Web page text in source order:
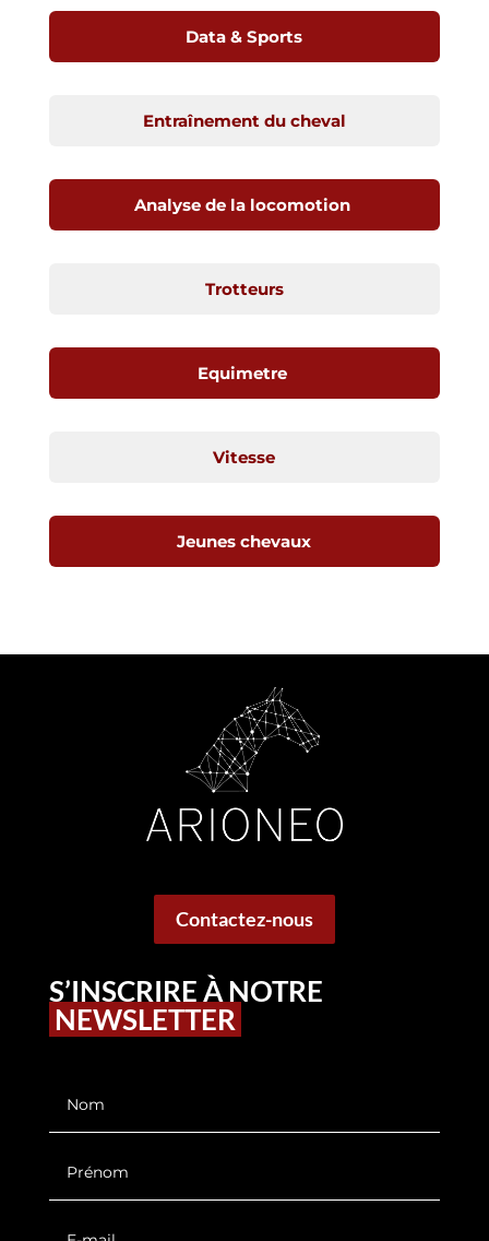
Data & Sports
Entraînement du cheval
Analyse de la locomotion
Trotteurs
Equimetre
Vitesse
Jeunes chevaux
Contactez-nous
S’INSCRIRE À NOTRE
NEWSLETTER